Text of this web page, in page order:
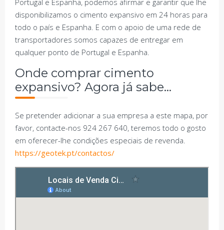
Portugal e Espanha, podemos afirmar e garantir que lhe
disponibilizamos o cimento expansivo em 24 horas para
todo o país e Espanha. E com o apoio de uma rede de
transportadores somos capazes de entregar em
qualquer ponto de Portugal e Espanha.
Onde comprar cimento
expansivo? Agora já sabe…
Se pretender adicionar a sua empresa a este mapa, por
favor, contacte-nos 924 267 640, teremos todo o gosto
em oferecer-lhe condições especiais de revenda.
https://geotek.pt/contactos/